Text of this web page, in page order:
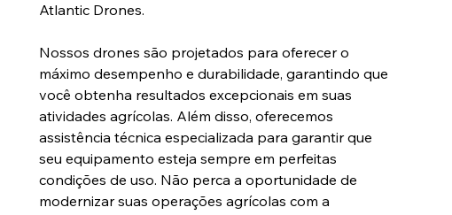
Atlantic Drones.
Nossos drones são projetados para oferecer o
máximo desempenho e durabilidade, garantindo que
você obtenha resultados excepcionais em suas
atividades agrícolas. Além disso, oferecemos
assistência técnica especializada para garantir que
seu equipamento esteja sempre em perfeitas
condições de uso. Não perca a oportunidade de
modernizar suas operações agrícolas com a